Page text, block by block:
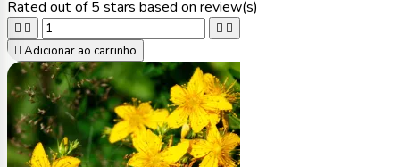
Rated out of 5 stars based on review(s)
   
 Adicionar ao carrinho